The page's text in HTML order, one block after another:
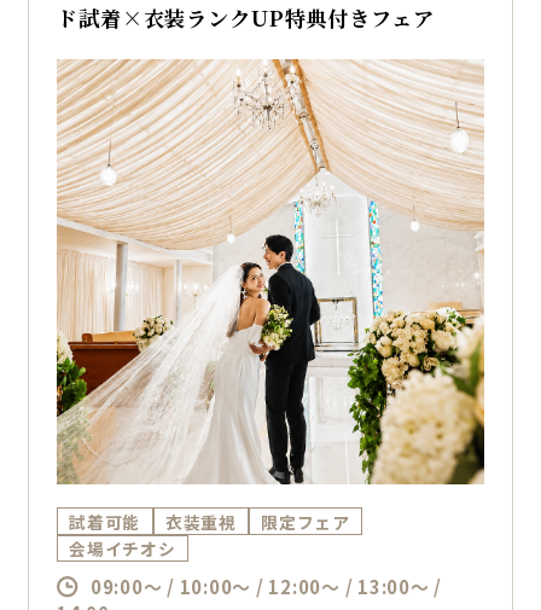
本フェアでは、
■公務員限定の特別ご優待プランのご案内
■絶景を望む貸切バンケット見学
■シェフこだわりの婚礼料理試食
■日程・ご予算の個別相談
など、結婚式のすべてを一度にご体感いただけ
ます。
安定したライフプランを大切にされるおふたり
へ。
“安心して任せられる結婚式”を、ぜひご体感く
ださい。
先生仲間のアクセスも困らない学校⇔式場の送
迎バス特典付き！
【来館特典】
JCBギフト券1万円プレゼント
季節に合わせた川越プリンス限定ミニブーケプ
レゼント
ド試着×衣装ランクUP特典付きフェア
試着可能 衣装重視
限定フェア
会場イチオシ
09:00～ / 10:00～ / 12:00～ / 13:00～ /